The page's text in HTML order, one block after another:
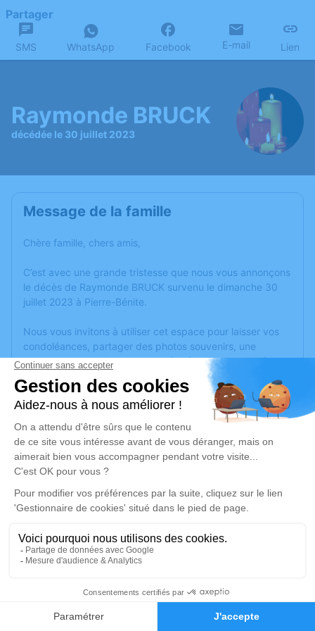
Faire-part Hommages
Partager
SMS WhatsApp Facebook E-mail Lien
Raymonde BRUCK
décédée le 30 juillet 2023
Message de la famille
Chère famille, chers amis,
C’est avec une grande tristesse que nous vous annonçons
le décès de Raymonde BRUCK survenu le dimanche 30
juillet 2023 à Pierre-Bénite.
Nous vous invitons à utiliser cet espace pour laisser vos
condoléances, partager des photos souvenirs, une
anecdote ou exprimer vos pensées à travers des poèmes
ou des textes. Cet endroit est un lieu d'expression dédié à
honorer la mémoire de Raymonde BRUCK.
Un service de plantation d’arbre hommage estdisponible
lundi 07 août 2023 à 12h15
Chapelle Parc Cimetière Communautaire 161,
bd Université